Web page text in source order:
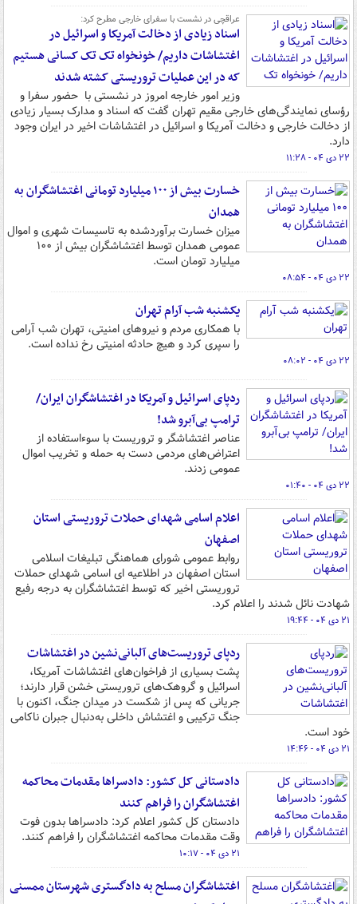
عراقچی در نشست با سفرای خارجی مطرح کرد:
اسناد زیادی از دخالت آمریکا و اسرائیل در
اغتشاشات داریم/ خونخواه تک تک کسانی هستیم
که در این عملیات تروریستی کشته شدند
وزیر امور خارجه امروز در نشستی با حضور سفرا و
رؤسای نمایندگی‌های خارجی مقیم تهران گفت که اسناد و مدارک بسیار زیادی
از دخالت خارجی و دخالت آمریکا و اسرائیل در اغتشاشات اخیر در ایران وجود
دارد.
۲۲ دی ۰۴ - ۱۱:۲۸
خسارت بیش‌ از ۱۰۰ میلیارد تومانی اغتشاشگران به
همدان
میزان‌ خسارت برآوردشده به تاسیسات شهری و اموال
عمومی همدان توسط اغتشاشگران بیش‌ از ۱۰۰
میلیارد تومان است.
۲۲ دی ۰۴ - ۰۸:۵۴
یکشنبه شب آرام تهران
با همکاری مردم و نیروهای امنیتی، تهران شب آرامی
را سپری کرد و هیچ حادثه امنیتی رخ نداده است.
۲۲ دی ۰۴ - ۰۸:۰۲
ردپای اسرائیل و آمریکا در اغتشاشگران‌ ایران/
ترامپ بی‌آبرو شد!
عناصر اغتشاشگر و تروریست با سوءاستفاده از
اعتراض‌های مردمی دست به حمله و تخریب اموال
عمومی ‌زدند.
۲۲ دی ۰۴ - ۰۱:۴۰
اعلام اسامی شهدای حملات تروریستی استان
اصفهان
روابط عمومی شورای هماهنگی تبلیغات اسلامی
استان اصفهان در اطلاعیه ای اسامی شهدای حملات
تروریستی اخیر که توسط اغتشاشگران به درجه رفیع
شهادت نائل شدند را اعلام کرد.
۲۱ دی ۰۴ - ۱۹:۴۴
ردپای تروریست‌های آلبانی‌نشین در اغتشاشات
پشت بسیاری از فراخوان‌های اغتشاشات آمریکا،
اسرائیل و گروهک‌های تروریستی خشن قرار دارند؛
جریانی که پس از شکست در میدان جنگ، اکنون با
جنگ ترکیبی و اغتشاش داخلی به‌دنبال جبران ناکامی
خود است.
۲۱ دی ۰۴ - ۱۴:۴۶
دادستانی کل کشور: دادسراها مقدمات محاکمه
اغتشاشگران را فراهم کنند
دادستان کل کشور اعلام کرد: دادسراها بدون فوت
وقت مقدمات محاکمه اغتشاشگران را فراهم کنند.
۲۱ دی ۰۴ - ۱۰:۱۷
اغتشاشگران مسلح به دادگستری شهرستان ممسنی